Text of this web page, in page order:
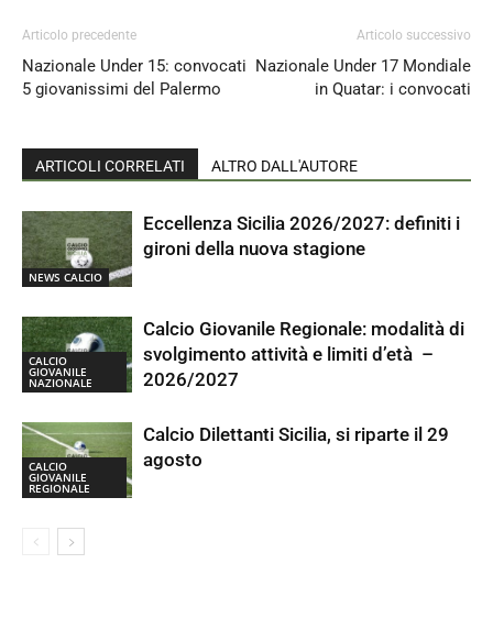
Articolo precedente
Nazionale Under 15: convocati
5 giovanissimi del Palermo
Articolo successivo
Nazionale Under 17 Mondiale
in Quatar: i convocati
ARTICOLI CORRELATI ALTRO DALL'AUTORE
NEWS CALCIO
Eccellenza Sicilia 2026/2027: definiti i
gironi della nuova stagione
CALCIO
GIOVANILE
NAZIONALE
Calcio Giovanile Regionale: modalità di
svolgimento attività e limiti d’età –
2026/2027
CALCIO
GIOVANILE
REGIONALE
Calcio Dilettanti Sicilia, si riparte il 29
agosto